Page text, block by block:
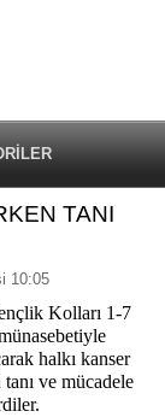
TANI
10:05
Kolları 1-7
halkı kanser
ve mücadele